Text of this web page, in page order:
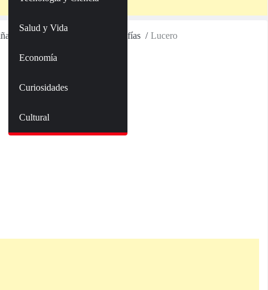
Salud y Vida
Economía
Curiosidades
Cultural
del Mar, tras polémicas fotografías Lucero